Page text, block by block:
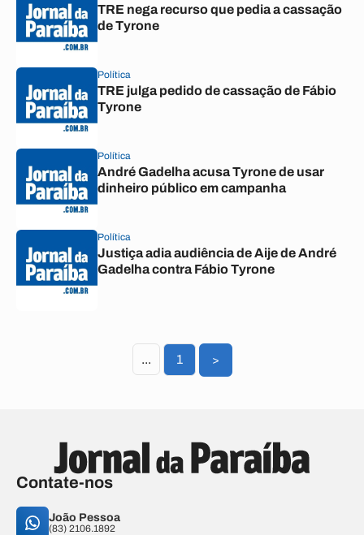
TRE nega recurso que pedia a cassação
de Tyrone
Política
TRE julga pedido de cassação de Fábio
Tyrone
Política
André Gadelha acusa Tyrone de usar
dinheiro público em campanha
Política
Justiça adia audiência de Aije de André
Gadelha contra Fábio Tyrone
... 1 >
Contate-nos
João Pessoa
(83) 2106.1892